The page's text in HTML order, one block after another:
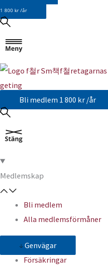
1 800 kr /år
Bli medlem 1 800 kr /år
Medlemskap
Bli medlem
Alla medlemsförmåner
Genvägar
Försäkringar